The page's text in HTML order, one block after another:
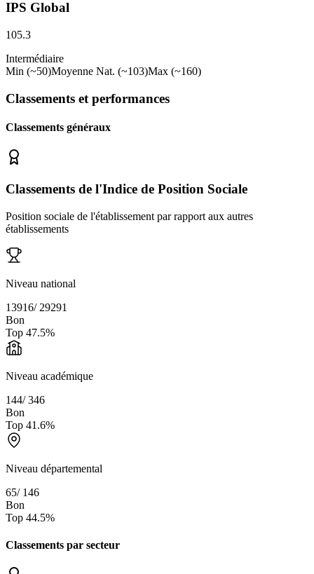
IPS Global
105.3
Intermédiaire
Min (~50)Moyenne Nat. (~103)Max (~160)
Classements et performances
Classements généraux
Classements de l'Indice de Position Sociale
Position sociale de l'établissement par rapport aux autres
établissements
Niveau national
13916/ 29291
Bon
Top 47.5%
Niveau académique
144/346
Bon
Top 41.6%
Niveau départemental
65/ 146
Bon
Top 44.5%
Classements par secteur